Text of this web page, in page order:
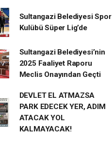
Sultangazi Belediyesi Spor
Kulübü Süper Lig’de
Sultangazi Belediyesi’nin
2025 Faaliyet Raporu
Meclis Onayından Geçti
DEVLET EL ATMAZSA
PARK EDECEK YER, ADIM
ATACAK YOL
KALMAYACAK!